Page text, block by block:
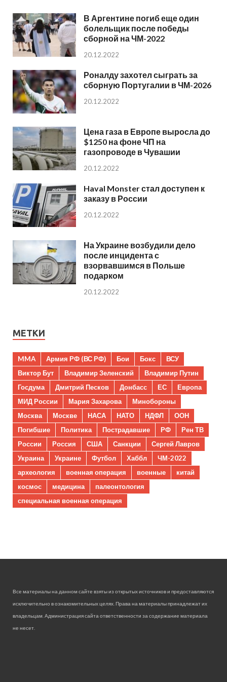
В Аргентине погиб еще один
болельщик после победы
сборной на ЧМ-2022
20.12.2022
Роналду захотел сыграть за
сборную Португалии в ЧМ-2026
20.12.2022
Цена газа в Европе выросла до
$1250 на фоне ЧП на
газопроводе в Чувашии
20.12.2022
Haval Monster стал доступен к
заказу в России
20.12.2022
На Украине возбудили дело
после инцидента с
взорвавшимся в Польше
подарком
20.12.2022
МЕТКИ
MMA Армия РФ (ВС РФ) Бои Бокс
ВСУ
Виктор Бут
Владимир Зеленский
Владимир Путин
Госдума
Дмитрий Песков Донбасс ЕС
Европа
МИД России
Мария Захарова
Минобороны
Москва
Москве НАСА НАТО НДФЛ
ООН
Погибшие
Политика Пострадавшие РФ
Рен ТВ
России
Россия США Санкции
Сергей Лавров
Украина
Украине Футбол Хаббл
ЧМ-2022
археология
военная операция военные
китай
космос
медицина
палеонтология
специальная военная операция
Все материалы на данном сайте взяты из открытых источников и предоставляются
исключительно в ознакомительных целях. Права на материалы принадлежат их
владельцам. Администрация сайта ответственности за содержание материала
не несет.